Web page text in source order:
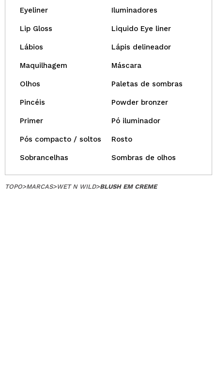
Eyeliner Iluminadores
Lip Gloss Liquido Eye liner
Lábios Lápis delineador
Maquilhagem Máscara
Olhos Paletas de sombras
Pincéis Powder bronzer
Primer Pó iluminador
Pós compacto / soltos Rosto
Sobrancelhas Sombras de olhos
TOPO>MARCAS>WET N WILD>BLUSH EM CREME